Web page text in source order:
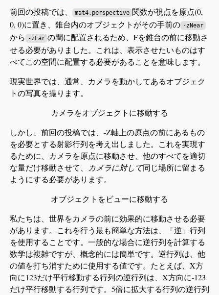
前回の投稿では、
mat4.perspective 関数が視点を原点(0,
0, 0)に置き、錐台内のオブジェクトがその手前の -zNear
から -zFar の間に配置されるため、Fを錐台の前に移動さ
せる必要がありました。これは、表示させたいものはす
べてこの空間に配置する必要があることを意味します。
現実世界では、通常、カメラを動かしてあるオブジェク
トの写真を撮ります。
-z
カメラをオブジェクトに移動する
しかし、前回の投稿では、-Z軸上の原点の前にあるもの
を必要とする射影行列を考え出しました。これを実現す
るために、カメラを原点に移動させ、他のすべてを適切
な量だけ移動させて、
カメラに対して同じ場所に留まる
ようにする必要があります。
-x +x
+z
オブジェクトをビューに移動する
私たちは、世界をカメラの前に効果的に移動させる必要
があります。これを行う最も簡単な方法は、「逆」行列
を使用することです。一般的な場合に逆行列を計算する
数学は複雑ですが、概念的には簡単です。逆行列は、他
の値を打ち消すために使用する値です。たとえば、X方
向に123だけ平行移動する行列の逆行列は、X方向に-123
だけ平行移動する行列です。5倍に拡大する行列の逆行列